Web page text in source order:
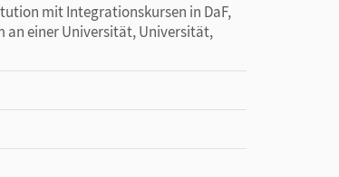
mit Integrationskursen in DaF,
an einer Universität, Universität,